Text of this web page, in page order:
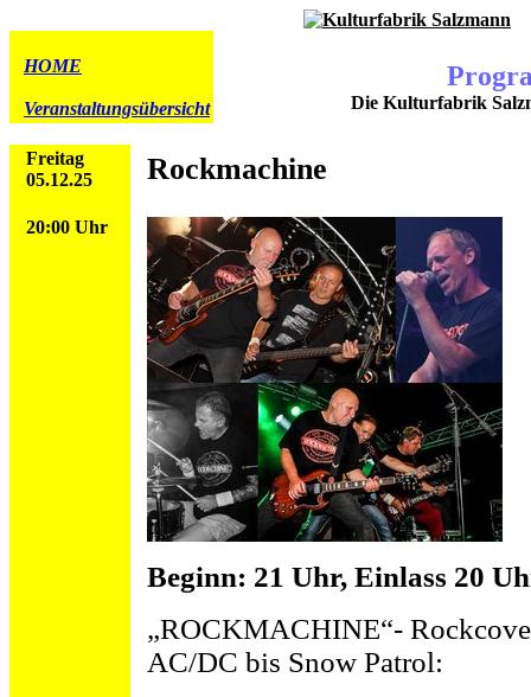
HOME
Veranstaltungsübersicht Die Kulturfabrik
Freitag
05.12.25
Rockmachine
20:00 Uhr
Beginn: 21 Uhr, Einlass 20
„ROCKMACHINE“-
AC/DC bis Snow Patrol: